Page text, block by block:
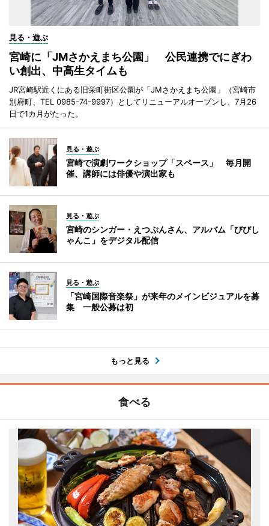
見る・遊ぶ
宮崎に「JMさかえまち公園」 公民連携でにぎわ
い創出、中高生タイムも
JR宮崎駅近くにある旧栄町街区公園が「JMさかえまち公園」（宮崎市
別府町、TEL 0985-74-9997）としてリニューアルオープンし、7月26
日で1カ月がたった。
見る・遊ぶ
宮崎で演劇ワークショップ「スペース」 毎月開
催、講師には俳優や演出家も
見る・遊ぶ
宮崎のシンガー・えつぷんさん、アルバム「びびし
ゃんこ」をデジタル配信
見る・遊ぶ
「宮崎国際音楽祭」が来年のメインビジュアルを募
集 一般公募は初
もっと見る
食べる